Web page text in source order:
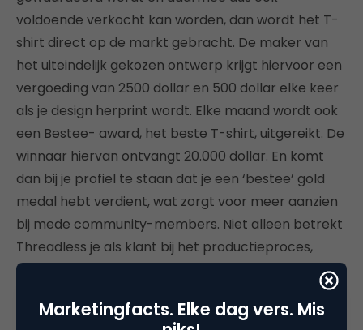
voldoende verkocht kan worden, dan wordt het T-
shirt direct op de markt gebracht. De maker van
het uiteindelijk gekozen ontwerp krijgt hiervoor een
vergoeding van 2500 dollar en 500 dollar elke keer
als je design herprint wordt. Elke maand wordt ook
een Bestee- award, het beste T-shirt, uitgereikt. De
winnaar hiervan ontvangt 20.000 dollar. En komt
dan bij je profiel te staan dat je een ‘bestee’ gold
medal hebt verdient, wat zorgt voor meer aanzien
bij mede community-members. Niet alleen betrekt
Threadless je als klant bij het productieproces,
maar zij filtert dankzij alle leden de succesvolle van
de niet succesvolle producten. Dit betekent nooit
uitverkoop door een te grote voorraad aan
Marketingfacts. Elke dag vers. Mis